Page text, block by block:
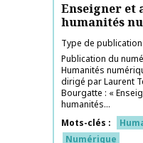
Enseigner et
humanités
Type de publication
Publication du
Humanités
dirigé par Laurent
Bourgatte : «
humanités...
Mots-clés
Numérique